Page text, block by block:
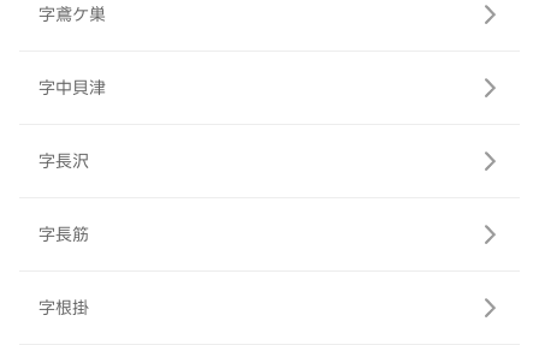
字鳶ケ巣
字中貝津
字長沢
字長筋
字根掛